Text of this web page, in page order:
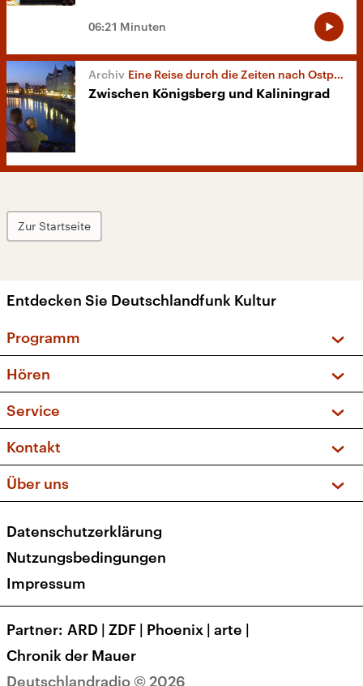
06:21 Minuten
Eine Reise durch die Zeiten nach Ostpreußen
Zwischen Königsberg und Kaliningrad
Zur Startseite
Entdecken Sie Deutschlandfunk Kultur
Programm
Sendungen und Podcasts
Musikliste
Kakadu – Das Kinderprogramm
Hören
Frequenzen (UKW + DAB+)
Service
FAQ
Apps
Newsletter
Veranstaltungen
Kontakt
Social Media
Über uns
Presse
Karriere
Transparenz
Deutschlandradio © 2026
Datenschutzerklärung
Nutzungsbedingungen
Impressum
Partner ARD | ZDF | Phoenix | arte |
Chronik der Mauer